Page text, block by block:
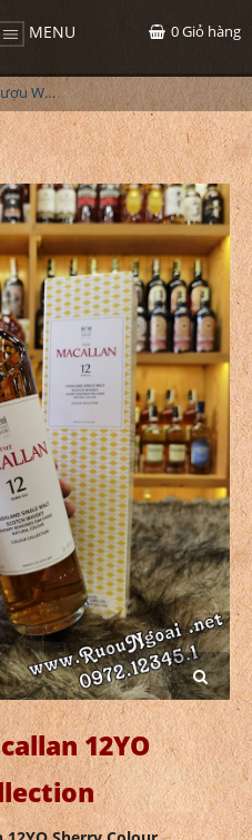
MENU 0Giỏ hàng
Rượu Whisky Macallan 12YO Sherry Colour Collection
12YO